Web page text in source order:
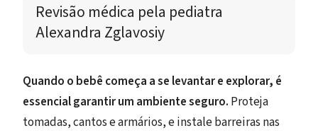
Revisão médica
Alexandra Zglavosiy
Quando o bebê começa a se levantar e explorar, é
essencial garantir um ambiente seguro. Proteja
tomadas, cantos e armários, e instale barreiras nas